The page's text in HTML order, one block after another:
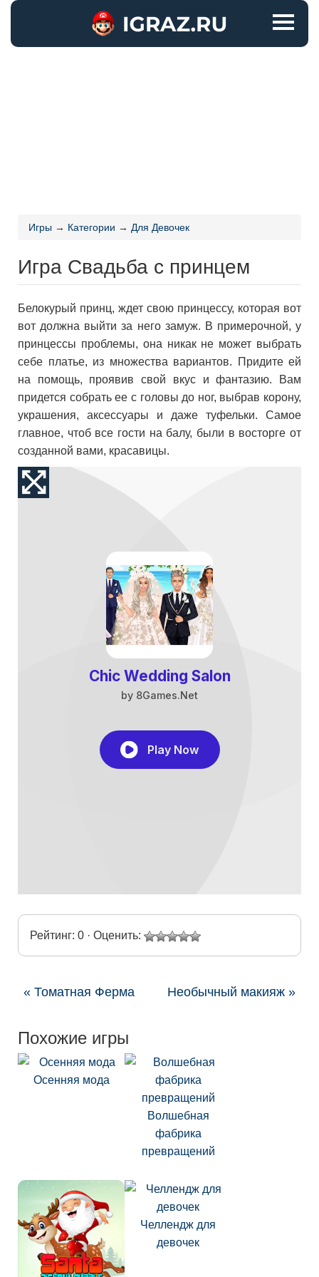
Игры → Категории → Для Девочек
Игра Свадьба с принцем
Белокурый принц, ждет свою принцессу, которая вот
вот должна выйти за него замуж. В примерочной, у
принцессы проблемы, она никак не может выбрать
себе платье, из множества вариантов. Придите ей
на помощь, проявив свой вкус и фантазию. Вам
придется собрать ее с головы до ног, выбрав корону,
украшения, аксессуары и даже туфельки. Самое
главное, чтоб все гости на балу, были в восторге от
созданной вами, красавицы.
Рейтинг: 0 · Оценить:
« Томатная Ферма Необычный макияж »
Похожие игры
Осенняя мода
Волшебная
фабрика
превращений
Челлендж для
девочек